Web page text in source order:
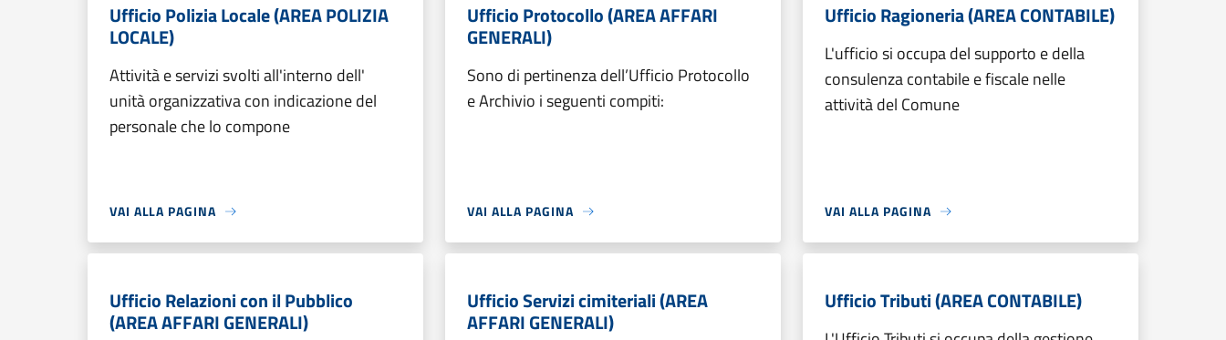
Ufficio Polizia Locale (AREA POLIZIA
LOCALE)
Attività e servizi svolti all'interno dell'
unità organizzativa con indicazione del
personale che lo compone
VAI ALLA PAGINA
Ufficio Protocollo (AREA AFFARI
GENERALI)
Sono di pertinenza dell’Ufficio Protocollo
e Archivio i seguenti compiti:
VAI ALLA PAGINA
Ufficio Ragioneria (AREA CONTABILE)
L'ufficio si occupa del supporto e della
consulenza contabile e fiscale nelle
attività del Comune
VAI ALLA PAGINA
Ufficio Relazioni con il Pubblico
(AREA AFFARI GENERALI)
Ufficio Servizi cimiteriali (AREA
AFFARI GENERALI)
Ufficio Tributi (AREA CONTABILE)